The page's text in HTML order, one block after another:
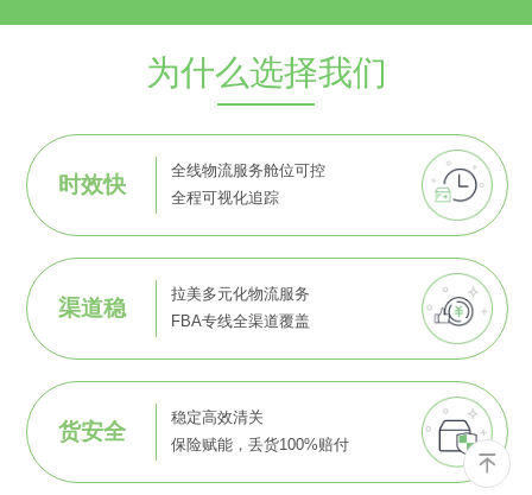
为什么选择我们
时效快
全线物流服务舱位可控
全程可视化追踪
渠道稳
拉美多元化物流服务
FBA专线全渠道覆盖
货安全
稳定高效清关
保险赋能，丢货100%赔付